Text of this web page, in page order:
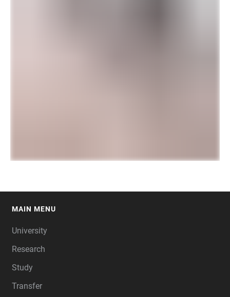
MAIN MENU
University
Research
Study
Transfer